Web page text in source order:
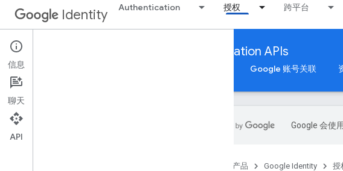
Identity Authentication 授权 跨平台
App verification to use Google Authorization APIs
Google 账号授权 Google 账号关联
Google 会使
产品 Google Identity 授
信息
聊天
API